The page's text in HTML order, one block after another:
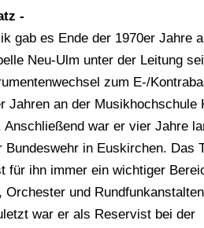
-
gab es Ende der 1970er Jahre
Neu-Ulm unter der Leitung
zum E-/
Jahren an der Musikhochschule
war er vier Jahre
Bundeswehr in Euskirchen. Das
für ihn immer ein wichtiger
und
war er als Reservist bei der